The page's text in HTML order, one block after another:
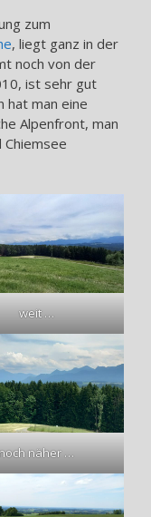
zum
, liegt ganz in der
noch von der
ist sehr gut
hat man eine
Alpenfront, man
Chiemsee
weit …
näher …